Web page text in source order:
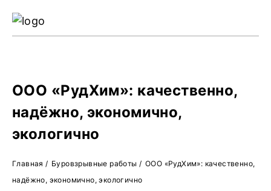
ООО «РудХим»: качественно,
надёжно, экономично,
экологично
Главная / Буровзрывные работы/ ООО «РудХим»: качественно,
надёжно, экономично, экологично